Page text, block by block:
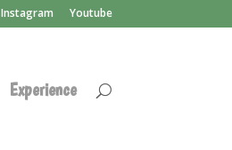
Instagram Youtube
Experience